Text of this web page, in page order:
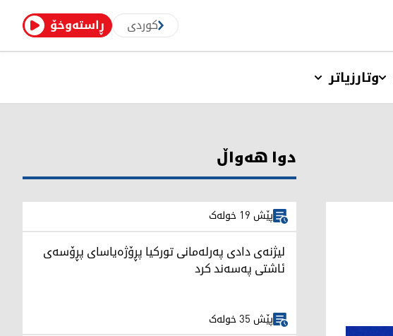
ڕاستەوخۆ کوردی
وتارزیاتر
دوا هەواڵ
پێش 19 خولەک
لیژنەی دادی پەرلەمانی توركیا پڕۆژەیاسای پڕۆسەی
ئاشتی پەسەند كرد
پێش 35 خولەک